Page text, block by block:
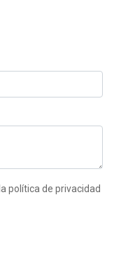
la política de privacidad